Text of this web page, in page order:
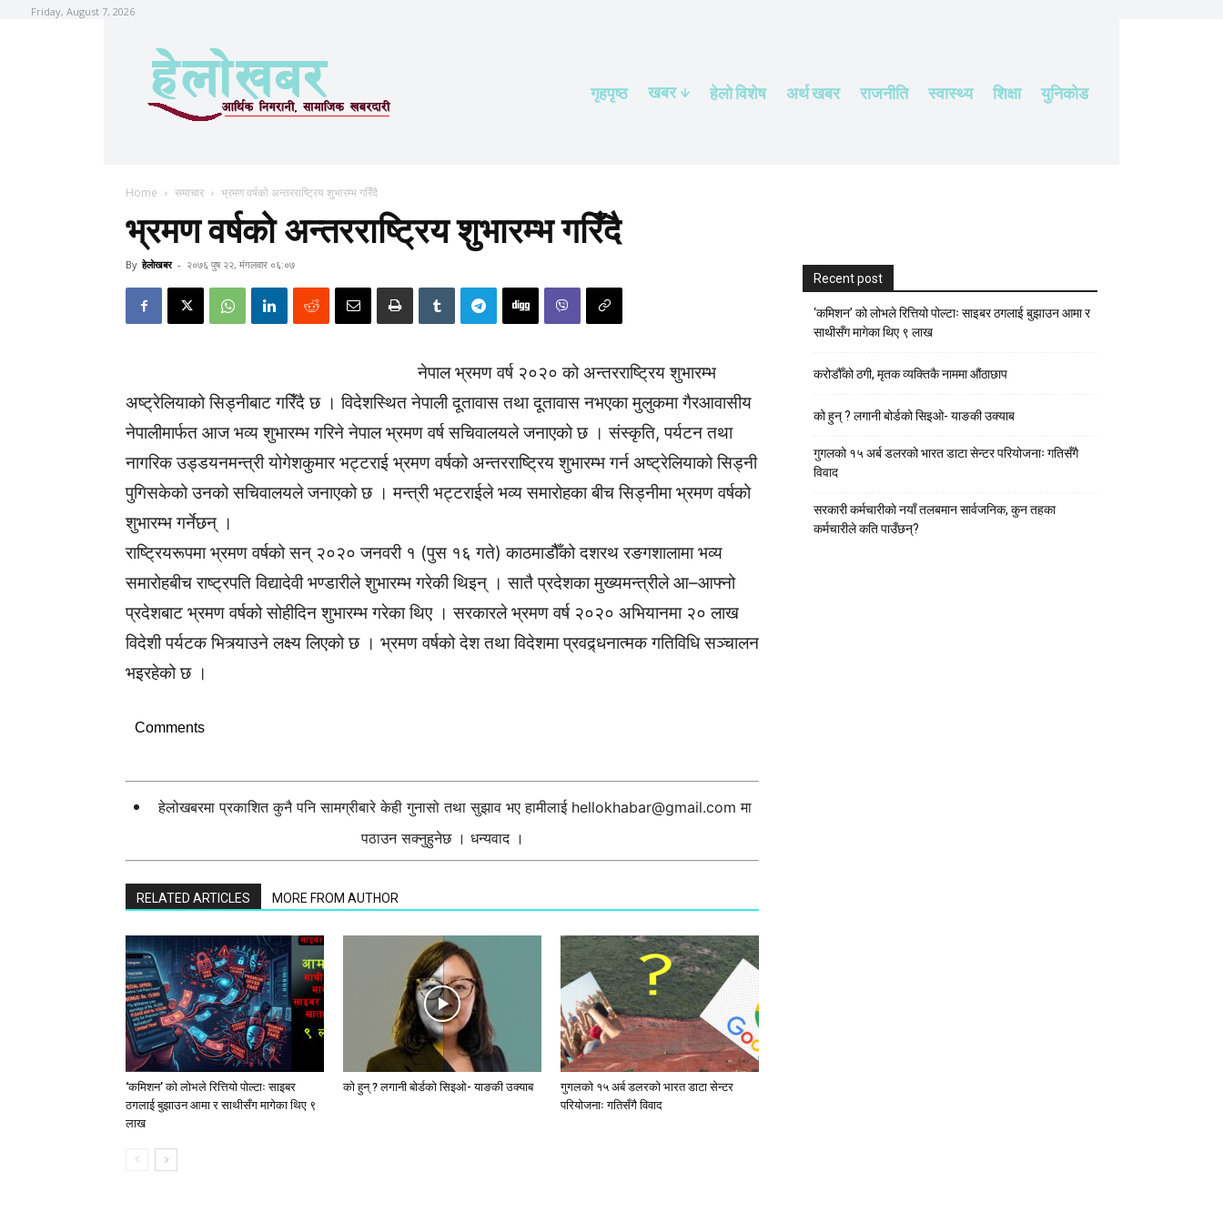
Friday, August 7, 2026
गृहपृष्ठ खबर हेलाे विशेष अर्थ खबर राजनीति स्वास्थ्य शिक्षा युनिकोड
Home समाचार भ्रमण वर्षको अन्तरराष्ट्रिय शुभारम्भ गरिँदै
भ्रमण वर्षको अन्तरराष्ट्रिय शुभारम्भ गरिँदै
By हेलाेखबर - २०७६ पुष २२, मंगलवार ०६:०७
नेपाल भ्रमण वर्ष २०२० को अन्तरराष्ट्रिय शुभारम्भ
अष्ट्रेलियाको सिड्नीबाट गरिँदै छ । विदेशस्थित नेपाली दूतावास तथा दूतावास नभएका मुलुकमा गैरआवासीय
नेपालीमार्फत आज भव्य शुभारम्भ गरिने नेपाल भ्रमण वर्ष सचिवालयले जनाएको छ । संस्कृति, पर्यटन तथा
नागरिक उड्डयनमन्त्री योगेशकुमार भट्टराई भ्रमण वर्षको अन्तरराष्ट्रिय शुभारम्भ गर्न अष्ट्रेलियाको सिड्नी
पुगिसकेको उनको सचिवालयले जनाएको छ । मन्त्री भट्टराईले भव्य समारोहका बीच सिड्नीमा भ्रमण वर्षको
शुभारम्भ गर्नेछन् ।
राष्ट्रियरूपमा भ्रमण वर्षको सन् २०२० जनवरी १ (पुस १६ गते) काठमाडौैँको दशरथ रङगशालामा भव्य
समारोहबीच राष्ट्रपति विद्यादेवी भण्डारीले शुभारम्भ गरेकी थिइन् । सातै प्रदेशका मुख्यमन्त्रीले आ–आफ्नो
प्रदेशबाट भ्रमण वर्षको सोहीदिन शुभारम्भ गरेका थिए । सरकारले भ्रमण वर्ष २०२० अभियानमा २० लाख
विदेशी पर्यटक भित्र्याउने लक्ष्य लिएको छ । भ्रमण वर्षको देश तथा विदेशमा प्रवद्र्धनात्मक गतिविधि सञ्चालन
भइरहेको छ ।
Comments
हेलोखबरमा प्रकाशित कुनै पनि सामग्रीबारे केही गुनासो तथा सुझाव भए हामीलाई hellokhabar@gmail.com मा
पठाउन सक्नुहुनेछ । धन्यवाद ।
RELATED ARTICLES MORE FROM AUTHOR
‘कमिशन’ को लोभले रित्तियो पोल्टाः साइबर
ठगलाई बुझाउन आमा र साथीसँग मागेका थिए ९
लाख
को हुन् ? लगानी बोर्डको सिइओ- याङकी उक्याब
गुगलको १५ अर्ब डलरको भारत डाटा सेन्टर
परियोजनाः गतिसँगै विवाद
Recent post
‘कमिशन’ को लोभले रित्तियो पोल्टाः साइबर ठगलाई बुझाउन आमा र
साथीसँग मागेका थिए ९ लाख
करोडौँको ठगी, मृतक व्यक्तिकै नाममा औंठाछाप
को हुन् ? लगानी बोर्डको सिइओ- याङकी उक्याब
गुगलको १५ अर्ब डलरको भारत डाटा सेन्टर परियोजनाः गतिसँगै
विवाद
सरकारी कर्मचारीकाे नयाँ तलबमान सार्वजनिक, कुन तहका
कर्मचारीले कति पाउँछन्?